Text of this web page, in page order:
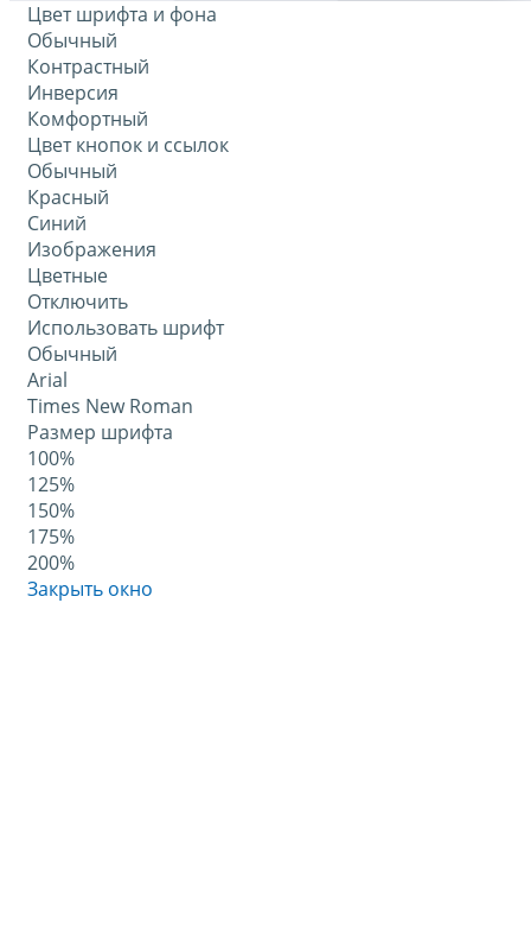
Цвет шрифта и фона
Обычный
Контрастный
Инверсия
Комфортный
Цвет кнопок и ссылок
Обычный
Красный
Синий
Изображения
Цветные
Отключить
Использовать шрифт
Обычный
Arial
Times New Roman
Размер шрифта
100%
125%
150%
175%
200%
Закрыть окно